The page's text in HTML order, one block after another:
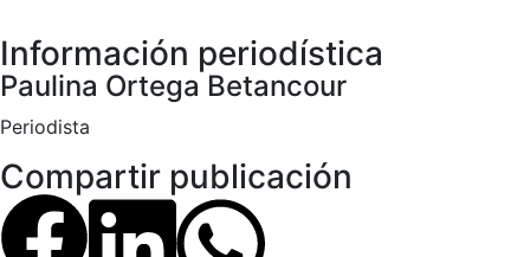
Información periodística
Paulina Ortega Betancour
Periodista
Compartir publicación